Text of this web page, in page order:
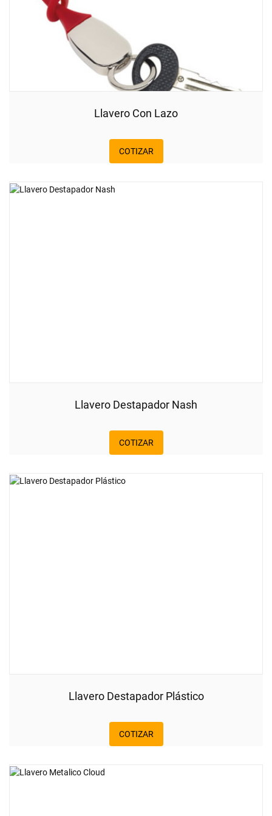
Llavero Con Lazo
COTIZAR
Llavero Destapador Nash
COTIZAR
Llavero Destapador Plástico
COTIZAR